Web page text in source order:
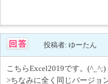
投稿者: ゆーたん
こちらExcel2019です。(^_^;)
>ちなみに全く同じバージョ